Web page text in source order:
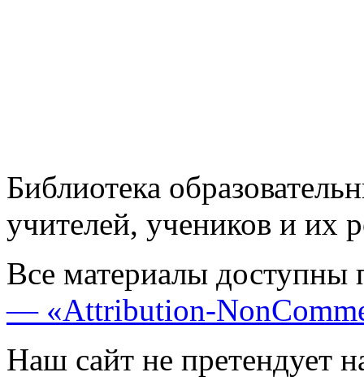
Библиотека
учителей, учеников и их
Все материалы доступны
— «Attribution-
Наш сайт не претендует